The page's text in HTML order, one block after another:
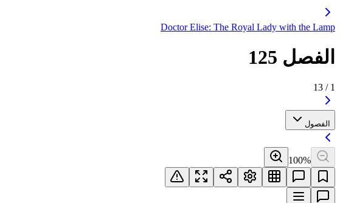
Doctor Elise: The Royal Lady with the Lamp
الفصل 125
1
/
13
الفصول
100%